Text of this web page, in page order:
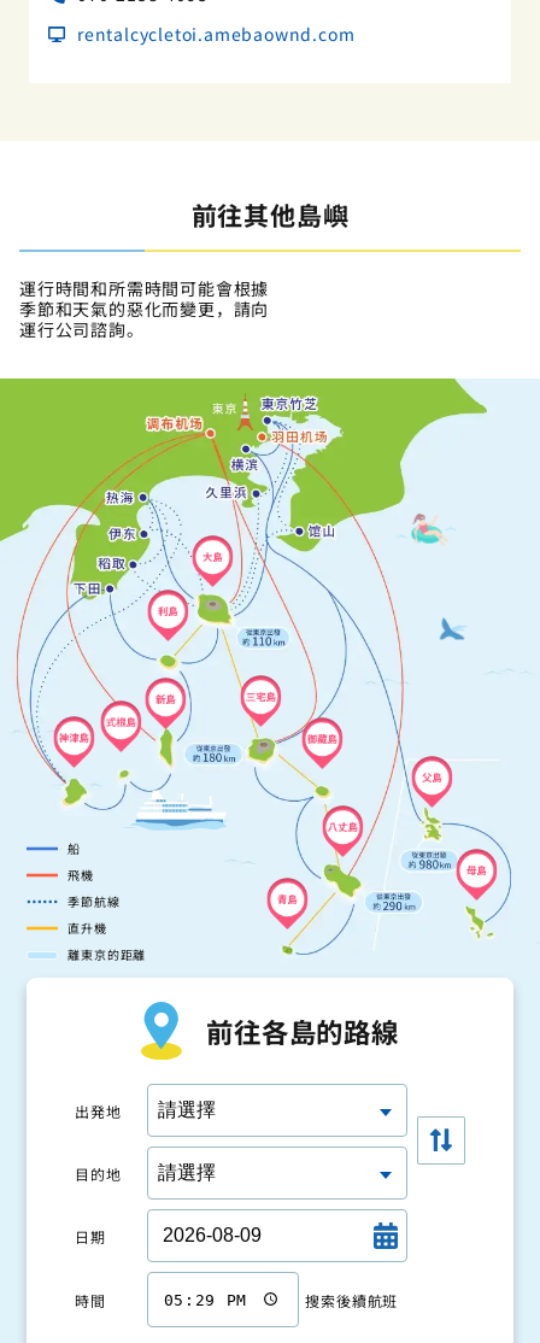
rentalcycletoi.amebaownd.com
前往其他島嶼
運行時間和所需時間可能會根據
季節和天氣的惡化而變更，請向
運行公司諮詢。
大島
利島
新島
式根島
神津島
三宅島
御藏島
八丈島
青島
父島
母島
前往各島的路線
出発地
目的地
日期
時間 搜索後續航班
船
飛機
季節航線
直升機
離東京的距離